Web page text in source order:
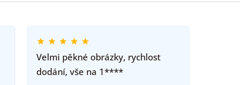
Velmi pěkné obrázky, rychlost
dodání, vše na 1****